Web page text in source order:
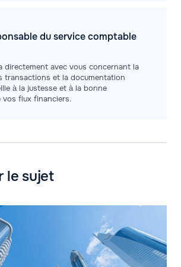
du servicecomptable
directement avec vous concernant la
transactions et la documentation
à la justesse et à la bonne
flux financiers.
le sujet